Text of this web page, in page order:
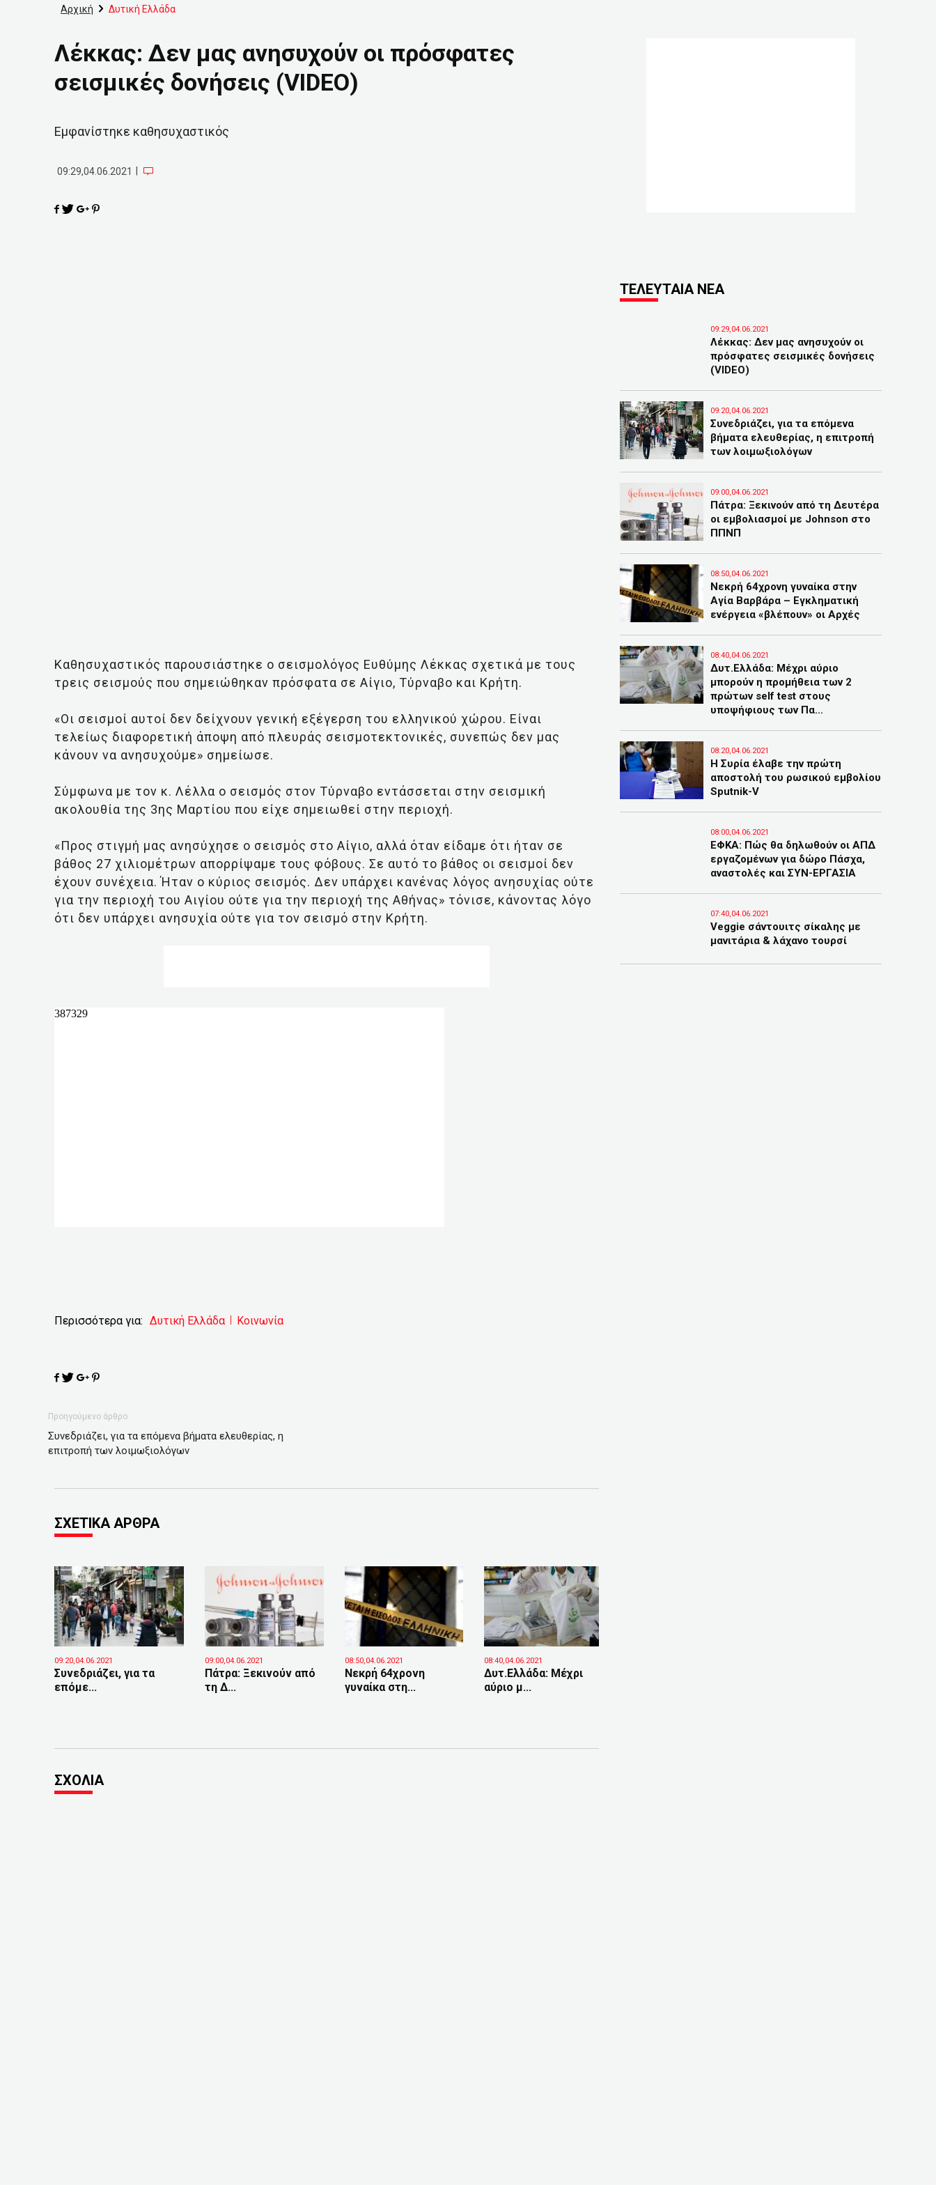
Αρχική Δυτική Ελλάδα
Λέκκας: Δεν μας ανησυχούν οι πρόσφατες
σεισμικές δονήσεις (VIDEO)
Εμφανίστηκε καθησυχαστικός
09:29,04.06.2021
Καθησυχαστικός παρουσιάστηκε ο σεισμολόγος Ευθύμης Λέκκας σχετικά με τους
τρεις σεισμούς που σημειώθηκαν πρόσφατα σε Αίγιο, Τύρναβο και Κρήτη.
«Οι σεισμοί αυτοί δεν δείχνουν γενική εξέγερση του ελληνικού χώρου. Είναι
τελείως διαφορετική άποψη από πλευράς σεισμοτεκτονικές, συνεπώς δεν μας
κάνουν να ανησυχούμε» σημείωσε.
Σύμφωνα με τον κ. Λέλλα ο σεισμός στον Τύρναβο εντάσσεται στην σεισμική
ακολουθία της 3ης Μαρτίου που είχε σημειωθεί στην περιοχή.
«Προς στιγμή μας ανησύχησε ο σεισμός στο Αίγιο, αλλά όταν είδαμε ότι ήταν σε
βάθος 27 χιλιομέτρων απορρίψαμε τους φόβους. Σε αυτό το βάθος οι σεισμοί δεν
έχουν συνέχεια. Ήταν ο κύριος σεισμός. Δεν υπάρχει κανένας λόγος ανησυχίας ούτε
για την περιοχή του Αιγίου ούτε για την περιοχή της Αθήνας» τόνισε, κάνοντας λόγο
ότι δεν υπάρχει ανησυχία ούτε για τον σεισμό στην Κρήτη.
Περισσότερα για: Δυτική Ελλάδα Κοινωνία
Προηγούμενο άρθρο
Συνεδριάζει, για τα επόμενα βήματα ελευθερίας, η
επιτροπή των λοιμωξιολόγων
ΣΧΕΤΙΚΑ ΑΡΘΡΑ
09:20,04.06.2021
Συνεδριάζει, για τα
επόμε...
09:00,04.06.2021
Πάτρα: Ξεκινούν από
τη Δ...
08:50,04.06.2021
Νεκρή 64χρονη
γυναίκα στη...
08:40,04.06.2021
Δυτ.Ελλάδα: Μέχρι
αύριο μ...
ΣΧΟΛΙΑ
ΤΕΛΕΥΤΑΙΑ ΝΕΑ
09:29,04.06.2021
Λέκκας: Δεν μας ανησυχούν οι
πρόσφατες σεισμικές δονήσεις
(VIDEO)
09:20,04.06.2021
Συνεδριάζει, για τα επόμενα
βήματα ελευθερίας, η επιτροπή
των λοιμωξιολόγων
09:00,04.06.2021
Πάτρα: Ξεκινούν από τη Δευτέρα
οι εμβολιασμοί με Johnson στο
ΠΠΝΠ
08:50,04.06.2021
Νεκρή 64χρονη γυναίκα στην
Αγία Βαρβάρα – Εγκληματική
ενέργεια «βλέπουν» οι Αρχές
08:40,04.06.2021
Δυτ.Ελλάδα: Μέχρι αύριο
μπορούν η προμήθεια των 2
πρώτων self test στους
υποψήφιους των Πα...
08:20,04.06.2021
Η Συρία έλαβε την πρώτη
αποστολή του ρωσικού εμβολίου
Sputnik-V
08:00,04.06.2021
ΕΦΚΑ: Πώς θα δηλωθούν οι ΑΠΔ
εργαζομένων για δώρο Πάσχα,
αναστολές και ΣΥΝ-ΕΡΓΑΣΙΑ
07:40,04.06.2021
Veggie σάντουιτς σίκαλης με
μανιτάρια & λάχανο τουρσί